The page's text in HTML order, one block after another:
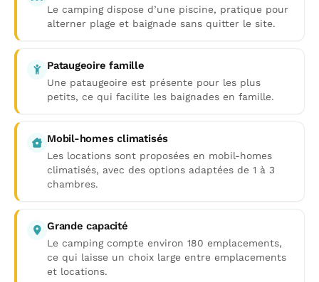
Le camping dispose d’une piscine, pratique pour
alterner plage et baignade sans quitter le site.
Pataugeoire famille
Une pataugeoire est présente pour les plus
petits, ce qui facilite les baignades en famille.
Mobil-homes climatisés
Les locations sont proposées en mobil-homes
climatisés, avec des options adaptées de 1 à 3
chambres.
Grande capacité
Le camping compte environ 180 emplacements,
ce qui laisse un choix large entre emplacements
et locations.